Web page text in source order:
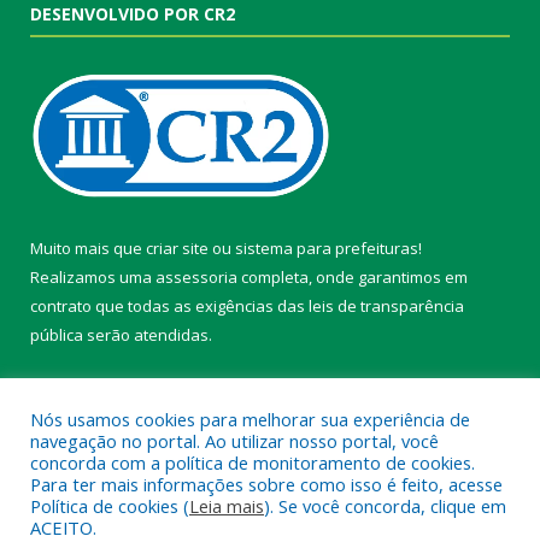
DESENVOLVIDO POR CR2
Muito mais que criar site ou sistema para prefeituras!
Realizamos uma assessoria completa, onde garantimos em
contrato que todas as exigências das leis de transparência
pública serão atendidas.
Todos os direitos reservados a Câmara Municipal de Belterra.
Nós usamos cookies para melhorar sua experiência de
navegação no portal. Ao utilizar nosso portal, você
concorda com a política de monitoramento de cookies.
Para ter mais informações sobre como isso é feito, acesse
Política de cookies (Leia mais). Se você concorda, clique em
ACEITO.